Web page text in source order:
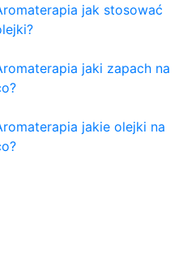
jak stosować
jaki zapach na
jakie olejki na